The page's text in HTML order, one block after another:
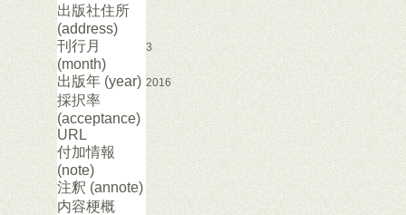
出版社住所
(address)
刊行月
(month)
3
出版年 (year) 2016
採択率
(acceptance)
URL
付加情報
(note)
注釈 (annote)
内容梗概